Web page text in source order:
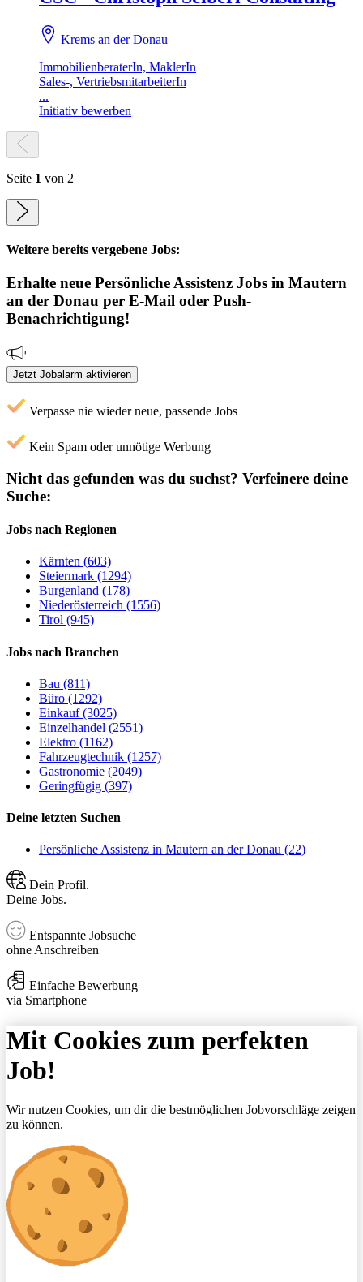
Krems an der Donau
ImmobilienberaterIn, MaklerIn
Sales-, VertriebsmitarbeiterIn
...
Initiativ bewerben
Seite 1 von 2
Weitere bereits vergebene Jobs:
Erhalte neue Persönliche Assistenz Jobs in Mautern
an der Donau per E-Mail oder Push-
Benachrichtigung!
Jetzt Jobalarm aktivieren
Verpasse nie wieder neue, passende Jobs
Kein Spam oder unnötige Werbung
Nicht das gefunden was du suchst? Verfeinere deine
Suche:
Jobs nach Regionen
Kärnten (603)
Steiermark (1294)
Burgenland (178)
Niederösterreich (1556)
Tirol (945)
Jobs nach Branchen
Bau (811)
Büro (1292)
Einkauf (3025)
Einzelhandel (2551)
Elektro (1162)
Fahrzeugtechnik (1257)
Gastronomie (2049)
Geringfügig (397)
Deine letzten Suchen
Persönliche Assistenz in Mautern an der Donau (22)
Dein Profil.
Deine Jobs.
Entspannte Jobsuche
ohne Anschreiben
Einfache Bewerbung
via Smartphone
Mit Cookies zum perfekten
Job!
Wir nutzen Cookies, um dir die bestmöglichen Jobvorschläge zeigen
zu können.